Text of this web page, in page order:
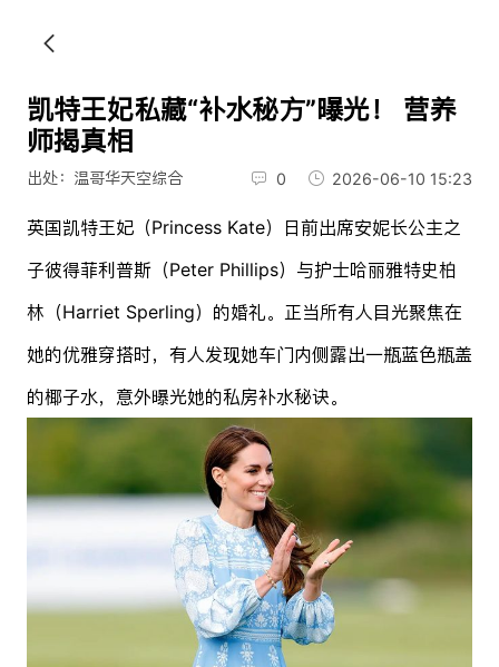
凯特王妃私藏“补水秘方”曝光！ 营养
师揭真相
出处：温哥华天空综合 0 2026-06-10 15:23
英国凯特王妃（Princess Kate）日前出席安妮长公主之
子彼得菲利普斯（Peter Phillips）与护士哈丽雅特史柏
林（Harriet Sperling）的婚礼。正当所有人目光聚焦在
她的优雅穿搭时，有人发现她车门内侧露出一瓶蓝色瓶盖
的椰子水，意外曝光她的私房补水秘诀。